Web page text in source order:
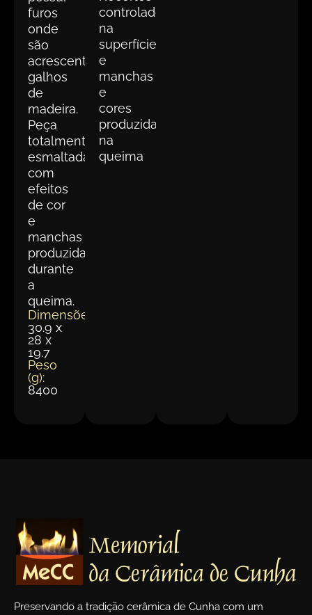
furos
onde
são
acrescentados
galhos
de
madeira.
Peça
totalmente
esmaltada,
com
efeitos
de cor
e
manchas
produzidas
durante
a
queima.
Dimensões(cm):
30.9 x
28 x
19.7
Peso
(g):
8400
controlados
na
superfície
e
manchas
e
cores
produzidas
na
queima
Preservando a tradição cerâmica de Cunha com um